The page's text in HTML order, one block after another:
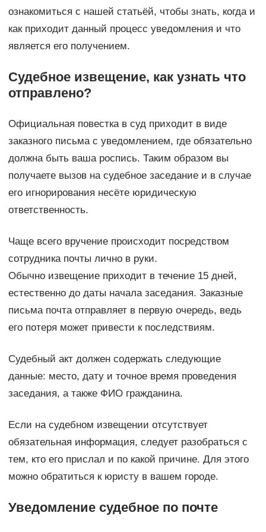
ознакомиться с нашей статьёй, чтобы знать, когда и
как приходит данный процесс уведомления и что
является его получением.
Судебное извещение, как узнать что
отправлено?
Официальная повестка в суд приходит в виде
заказного письма с уведомлением, где обязательно
должна быть ваша роспись. Таким образом вы
получаете вызов на судебное заседание и в случае
его игнорирования несёте юридическую
ответственность.
Чаще всего вручение происходит посредством
сотрудника почты лично в руки.
Обычно извещение приходит в течение 15 дней,
естественно до даты начала заседания. Заказные
письма почта отправляет в первую очередь, ведь
его потеря может привести к последствиям.
Судебный акт должен содержать следующие
данные: место, дату и точное время проведения
заседания, а также ФИО гражданина.
Если на судебном извещении отсутствует
обязательная информация, следует разобраться с
тем, кто его прислал и по какой причине. Для этого
можно обратиться к юристу в вашем городе.
Уведомление судебное по почте